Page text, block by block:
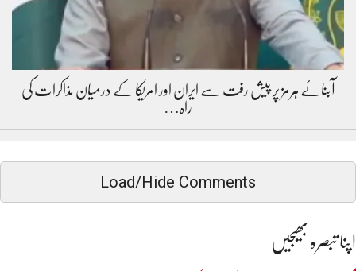
آبنائے ہرمز پر پیش رفت سے ایران اور امریکا کے درمیان مذاکرات کی
راہ…
Load/Hide Comments
اپنا تبصرہ بھیجیں